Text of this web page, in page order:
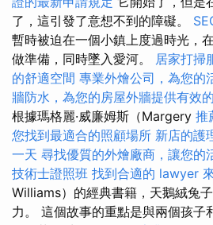
了，這引發了意想不到的障礙。
暫時被迫在一個小鎮上度過時光，
做準備，同時墜入愛河。 居家打掃
的舒適空間 專業外燴公司，為您的
牆防水，為您的房屋外牆提供有效
根據瑪格麗·威廉姆斯（Margery 推
您找到最適合的照顧場所 新店的護
一天 尋找優質的外燴廠商，讓您的
技術士證照班 找到合適的 lawyer
Williams）的經典書籍，天鵝絨兔
力。 這個故事的重點是與兩個孩子